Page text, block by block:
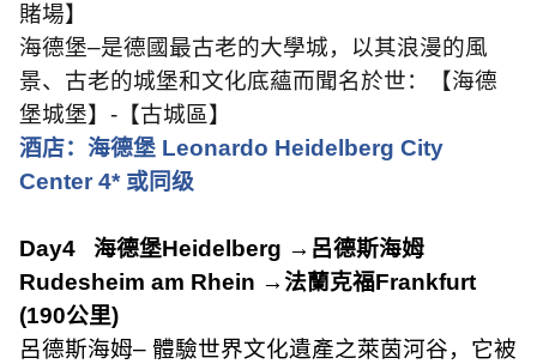
賭場】
海德堡–是德國最古老的大學城，以其浪漫的風
景、古老的城堡和文化底蘊而聞名於世：【海德
堡城堡】 - 【古城區】
酒店：海德堡 Leonardo Heidelberg City
Center 4* 或同级
Day4 海德堡Heidelberg →呂德斯海姆
Rudesheim am Rhein →法蘭克福Frankfurt
(190公里)
呂德斯海姆– 體驗世界文化遺產之萊茵河谷，它被